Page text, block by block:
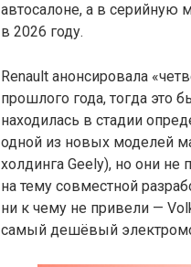
автосалоне, а в серийную
в 2026 году.
Renault анонсировала
прошлого года, тогда это
находилась в стадии
одной из новых моделей
холдинга Geely), но они
на тему совместной
ни к чему не привели —
самый дешёвый